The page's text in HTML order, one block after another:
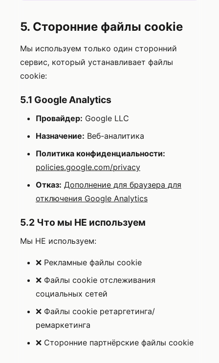
5. Сторонние файлы cookie
Мы используем только один сторонний
сервис, который устанавливает файлы
cookie:
5.1 Google Analytics
Провайдер: Google LLC
Назначение: Веб-аналитика
Политика конфиденциальности:
policies.google.com/privacy
Отказ: Дополнение для браузера для
отключения Google Analytics
5.2 Что мы НЕ используем
Мы НЕ используем:
❌ Рекламные файлы cookie
❌ Файлы cookie отслеживания
социальных сетей
❌ Файлы cookie ретаргетинга/
ремаркетинга
❌ Сторонние партнёрские файлы cookie